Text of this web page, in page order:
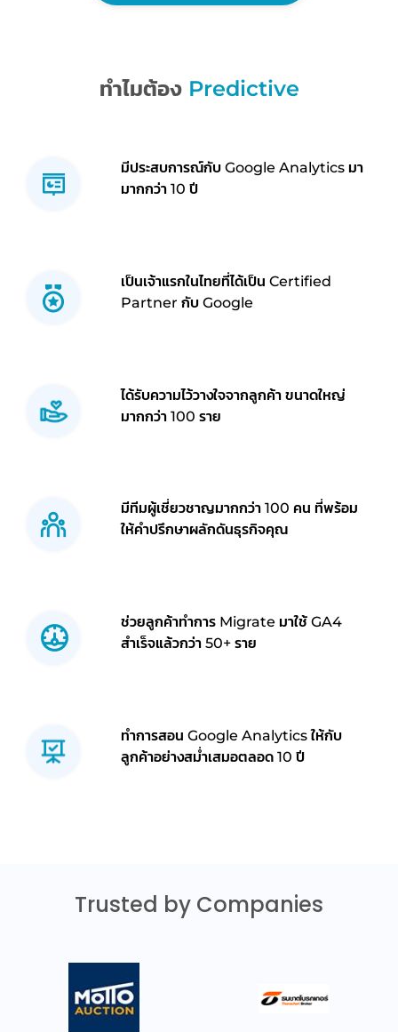
ทำไมต้อง Predictive
มีประสบการณ์กับ Google Analytics มา
มากกว่า 10 ปี
เป็นเจ้าแรกในไทยที่ได้เป็น Certified
Partner กับ Google
ได้รับความไว้วางใจจากลูกค้า ขนาดใหญ่
มากกว่า 100 ราย
มีทีมผู้เชี่ยวชาญมากกว่า 100 คน ที่พร้อม
ให้คำปรึกษาผลักดันธุรกิจคุณ
ช่วยลูกค้าทำการ Migrate มาใช้ GA4
สำเร็จแล้วกว่า 50+ ราย
ทำการสอน Google Analytics ให้กับ
ลูกค้าอย่างสม่ำเสมอตลอด 10 ปี
Trusted by Companies